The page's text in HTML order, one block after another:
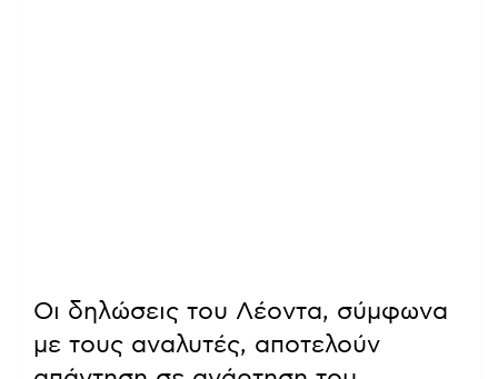
Οι δηλώσεις του Λέοντα, σύμφωνα
με τους αναλυτές, αποτελούν